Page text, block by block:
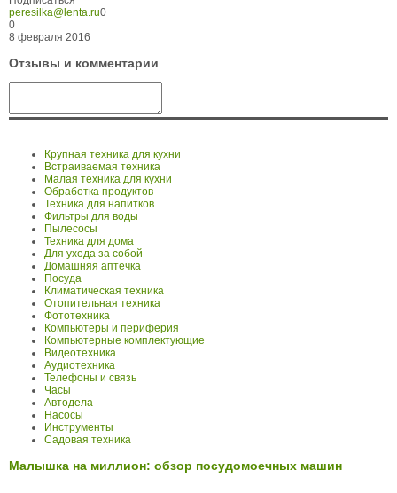
peresilka@lenta.ru0
0
8 февраля 2016
Отзывы и комментарии
Крупная техника для кухни
Встраиваемая техника
Малая техника для кухни
Обработка продуктов
Техника для напитков
Фильтры для воды
Пылесосы
Техника для дома
Для ухода за собой
Домашняя аптечка
Посуда
Климатическая техника
Отопительная техника
Фототехника
Компьютеры и периферия
Компьютерные комплектующие
Видеотехника
Аудиотехника
Телефоны и связь
Часы
Автодела
Насосы
Инструменты
Садовая техника
Малышка на миллион: обзор посудомоечных машин